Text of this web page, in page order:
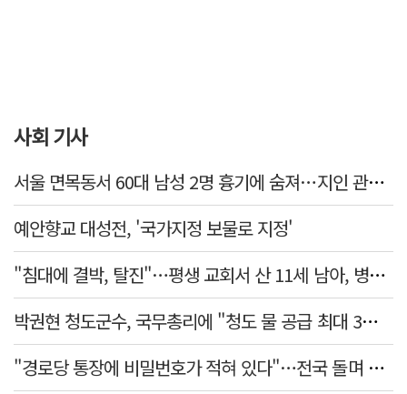
사회 기사
서울 면목동서 60대 남성 2명 흉기에 숨져…지인 관계로 추정
예안향교 대성전, '국가지정 보물로 지정'
"침대에 결박, 탈진"…평생 교회서 산 11세 남아, 병원 이송 끝 숨져
박권현 청도군수, 국무총리에 "청도 물 공급 최대 3만t 늘려달라"
"경로당 통장에 비밀번호가 적혀 있다"…전국 돌며 경로당 13곳 턴 30대 구속